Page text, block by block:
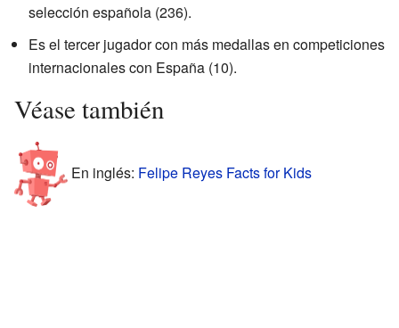
selección española (236).
Es el tercer jugador con más medallas en competiciones
internacionales con España (10).
Véase también
En inglés: Felipe Reyes Facts for Kids